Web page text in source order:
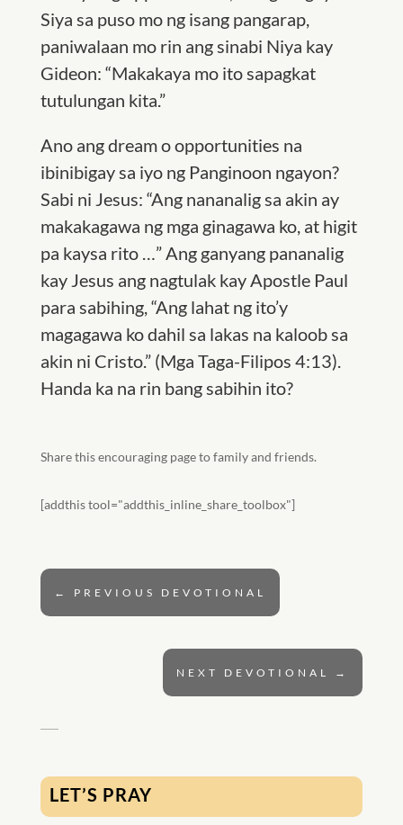
Siya sa puso mo ng isang pangarap,
paniwalaan mo rin ang sinabi Niya kay
Gideon: “Makakaya mo ito sapagkat
tutulungan kita.”
Ano ang dream o opportunities na
ibinibigay sa iyo ng Panginoon ngayon?
Sabi ni Jesus: “Ang nananalig sa akin ay
makakagawa ng mga ginagawa ko, at higit
pa kaysa rito …” Ang ganyang pananalig
kay Jesus ang nagtulak kay Apostle Paul
para sabihing, “Ang lahat ng ito’y
magagawa ko dahil sa lakas na kaloob sa
akin ni Cristo.” (Mga Taga-Filipos 4:13).
Handa ka na rin bang sabihin ito?
Share this encouraging page to family and friends.
[addthis tool="addthis_inline_share_toolbox"]
← PREVIOUS DEVOTIONAL
NEXT DEVOTIONAL →
LET’S PRAY